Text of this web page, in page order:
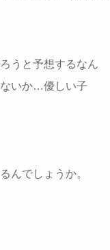
うと予想するなん
いか…優しい子
んでしょうか。